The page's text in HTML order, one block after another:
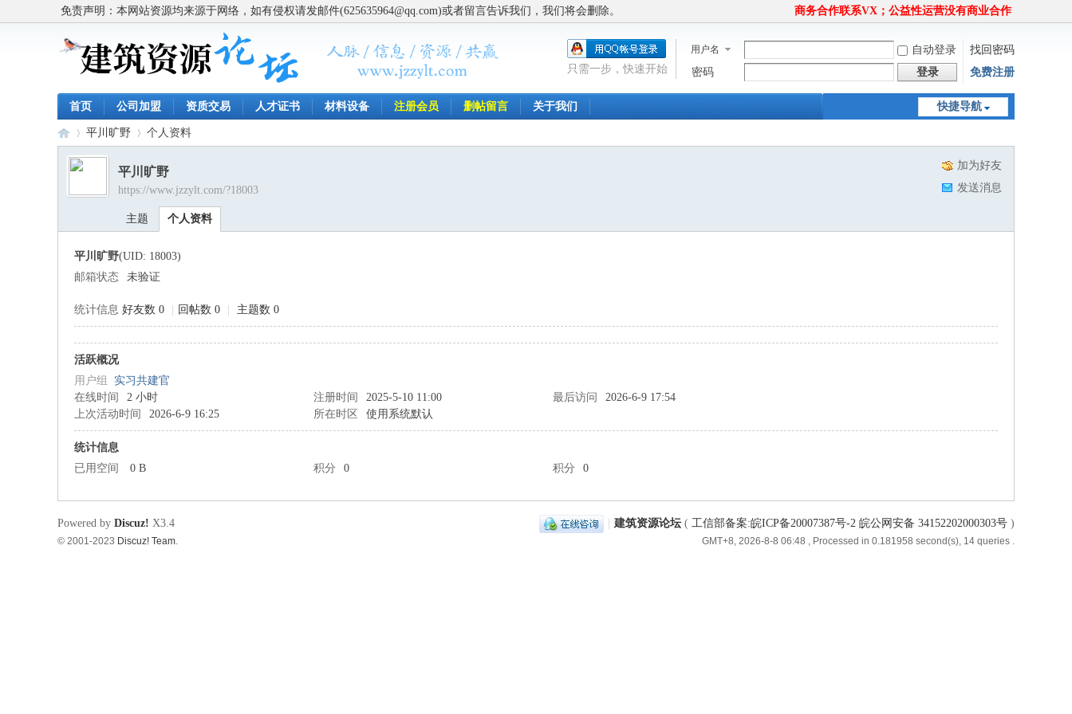
免责声明：本网站资源均来源于网络，如有侵权请发邮件(625635964@qq.com)或者留言告诉我们，我们将会删除。 商务合作联系VX；公益性运营没有商业合作
用户名 自动登录
找回密码
密码
登录 免费注册
只需一步，快速开始
快捷导航
首页 公司加盟 资质交易 人才证书 材料设备 注册会员 删帖留言 关于我们
资
›
平川旷野 个人资料
加为好友
发送消息
平川旷野
https://www.jzzylt.com/?18003
主题 个人资料
平川旷野(UID: 18003)
邮箱状态
未验证
统计信息 好友数 0 回帖数 0 主题数 0
活跃概况
用户组 实习共建官
在线时间
2 小时 注册时间 2025-5-10 11:00 最后访问
2026-6-9 17:54
上次活动时间
2026-6-9 16:25 所在时区 使用系统默认
统计信息
已用空间
0 B 积分 0 积分 0
建筑资源论坛 ( 工信部备案:皖ICP备20007387号-2 皖公网安备 34152202000303号 )
GMT+8, 2026-8-8 06:48 , Processed in 0.181958 second(s), 14 queries .
Powered by Discuz! X3.4
© 2001-2023 Discuz! Team